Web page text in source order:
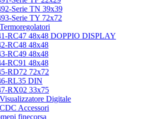
Serie TN 39x39
Serie TY 72x72
RC47 48x48 DOPPIO DISPLAY
RC48 48x48
RC49 48x48
RC91 48x48
RD72 72x72
RL35 DIN
RX02 33x75
Digitale
Accessori
finecorsa